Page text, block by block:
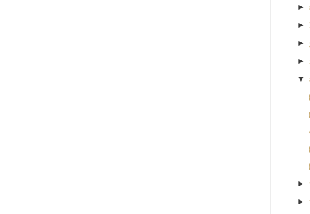
►
►
►
►
▼
►
►